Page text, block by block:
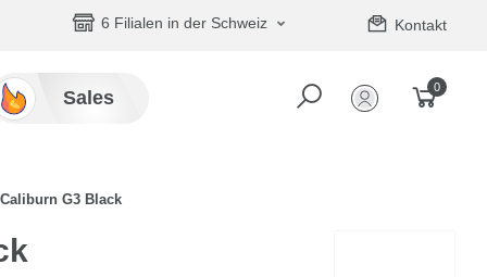
6 Filialen in der Schweiz Kontakt
Sales
0
G3 Black